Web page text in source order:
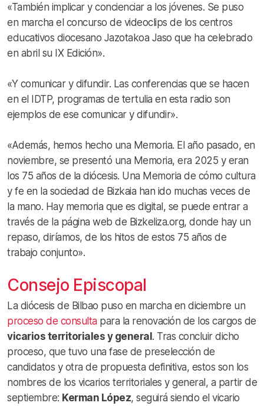
«También implicar y concienciar a los jóvenes. Se puso
en marcha el concurso de videoclips de los centros
educativos diocesano Jazotakoa Jaso que ha celebrado
en abril su IX Edición».
«Y comunicar y difundir. Las conferencias que se hacen
en el IDTP, programas de tertulia en esta radio son
ejemplos de ese comunicar y difundir».
«Además, hemos hecho una Memoria. El año pasado, en
noviembre, se presentó una Memoria, era 2025 y eran
los 75 años de la diócesis. Una Memoria de cómo cultura
y fe en la sociedad de Bizkaia han ido muchas veces de
la mano. Hay memoria que es digital, se puede entrar a
través de la página web de Bizkeliza.org, donde hay un
repaso, diríamos, de los hitos de estos 75 años de
trabajo conjunto».
Consejo Episcopal
La diócesis de Bilbao puso en marcha en diciembre un
proceso de consultapara la renovación de los cargos de
vicarios territoriales y general. Tras concluir dicho
proceso, que tuvo una fase de preselección de
candidatos y otra de propuesta definitiva, estos son los
nombres de los vicarios territoriales y general, a partir de
septiembre: Kerman López, seguirá siendo el vicario